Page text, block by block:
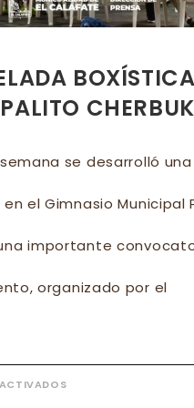
se desarrolló
el Gimnasio Municipal
importante
organizado por el
EN